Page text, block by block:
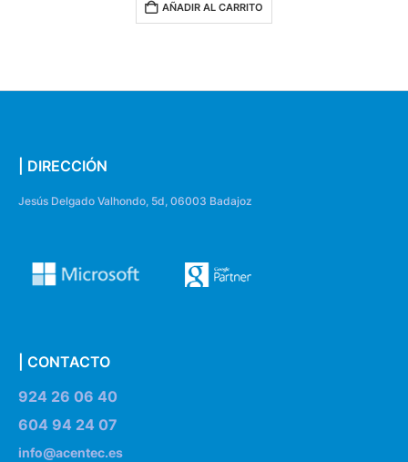
AÑADIR AL CARRITO
| DIRECCIÓN
Jesús Delgado Valhondo, 5d, 06003 Badajoz
| CONTACTO
924 26 06 40
604 94 24 07
info@acentec.es